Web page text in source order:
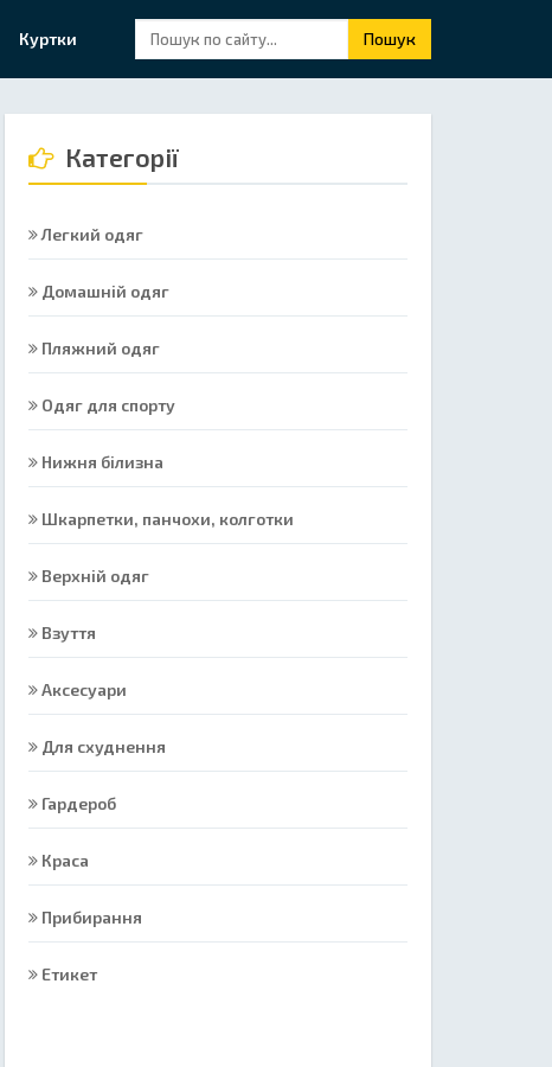
Куртки Пошук
Категорії
Легкий одяг
Домашній одяг
Пляжний одяг
Одяг для спорту
Нижня білизна
Шкарпетки, панчохи, колготки
Верхній одяг
Взуття
Аксесуари
Для схуднення
Гардероб
Краса
Прибирання
Етикет